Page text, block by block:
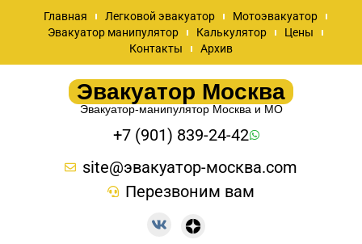
Главная Легковой эвакуатор
Мотоэвакуатор
Эвакуатор манипулятор
Калькулятор
Цены
Контакты
Архив
Эвакуатор Москва
Эвакуатор-манипулятор Москва и МО
+7 (901) 839-24-42
site@эвакуатор-москва.com
Перезвоним вам